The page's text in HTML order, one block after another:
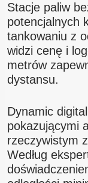
Stacje paliw
potencjalnych
tankowaniu z
widzi cenę i
metrów
dystansu.
Dynamic
pokazującymi
rzeczywistym
Według